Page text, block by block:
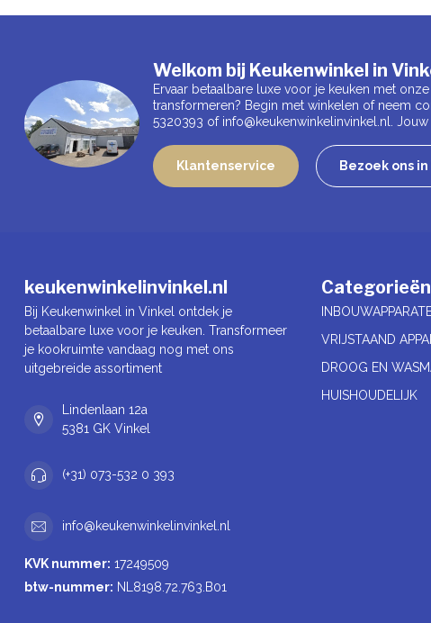
Welkom bij Keukenwinkel in
Ervaar betaalbare luxe voor je keuken met
transformeren? Begin met winkelen of neem
5320393 of info@keukenwinkelinvinkel.nl .
Klantenservice Bezoek ons
keukenwinkelinvinkel.nl
Bij Keukenwinkel in Vinkel ontdek je
betaalbare luxe voor je keuken. Transformeer
je kookruimte vandaag nog met ons
uitgebreide assortiment
Lindenlaan 12a
5381 GK Vinkel
(+31) 073-532 0 393
info@keukenwinkelinvinkel.nl
KVK nummer: 17249509
btw-nummer: NL8198.72.763.B01
Categorieën
VRIJSTAAND
DROOG EN
HUISHOUDELIJK